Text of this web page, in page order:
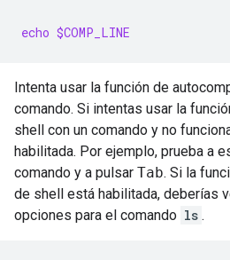
echo $COMP_LINE
Intenta usar la función de
comando. Si intentas usar la
shell con un comando y no
habilitada. Por ejemplo, prueba a
comando y a pulsar Tab. Si la
de shell está habilitada, deberías
opciones para el comando ls .